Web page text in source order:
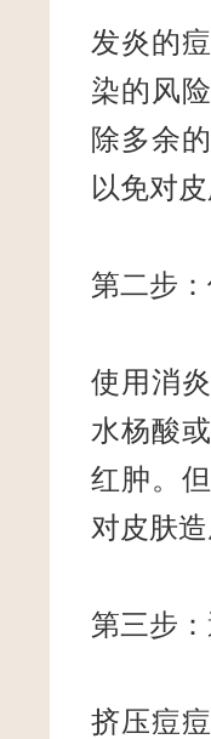
发炎的
染的风
除多余
以免对
第二步
使用消
水杨酸
红肿。
对皮肤造
第三步
挤压痘